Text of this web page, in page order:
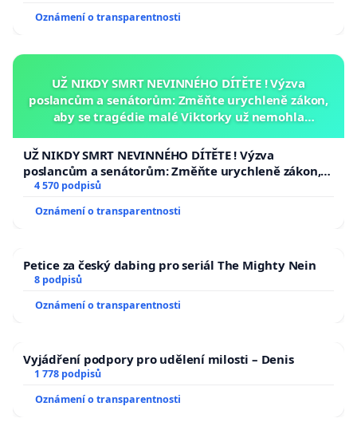
Oznámení o transparentnosti
UŽ NIKDY SMRT NEVINNÉHO DÍTĚTE ! Výzva
poslancům a senátorům: Změňte urychleně zákon,
aby se tragédie malé Viktorky už nemohla
UŽ NIKDY SMRT NEVINNÉHO DÍTĚTE ! Výzva
poslancům a senátorům: Změňte urychleně zákon,
aby se tragédie malé Viktorky už nemohla opakovat!
4 570 podpisů
Oznámení o transparentnosti
Petice za český dabing pro seriál The Mighty Nein
8 podpisů
Oznámení o transparentnosti
Vyjádření podpory pro udělení milosti – Denis
1 778 podpisů
Oznámení o transparentnosti